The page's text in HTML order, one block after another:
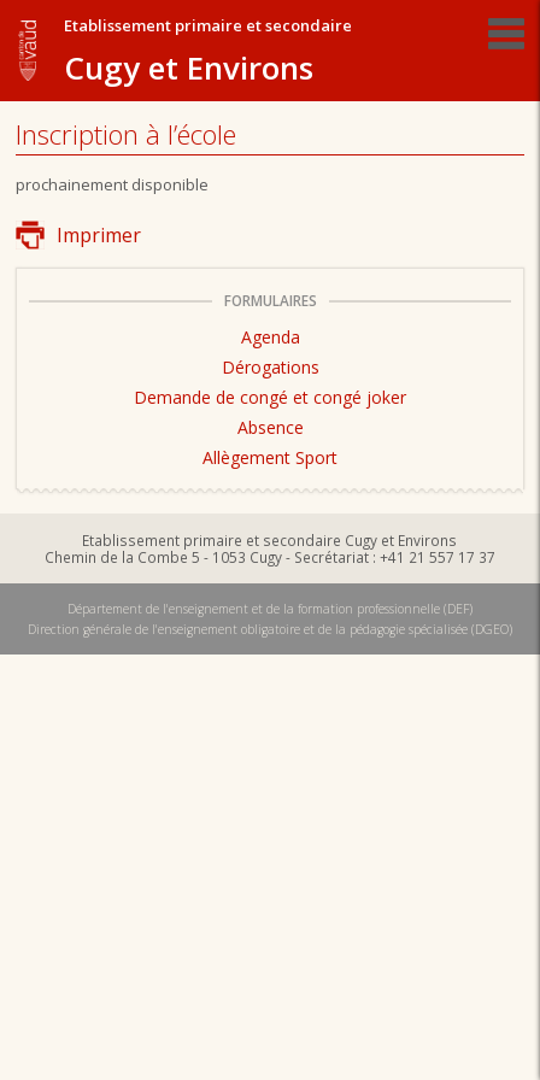
Etablissement primaire et secondaire
Cugy et Environs
Inscription à l’école
prochainement disponible
Imprimer
FORMULAIRES
Agenda
Dérogations
Demande de congé et congé joker
Absence
Allègement Sport
Etablissement primaire et secondaire Cugy et Environs
Chemin de la Combe 5 - 1053 Cugy - Secrétariat : +41 21 557 17 37
Département de l'enseignement et de la formation professionnelle (DEF)
Direction générale de l'enseignement obligatoire et de la pédagogie spécialisée (DGEO)